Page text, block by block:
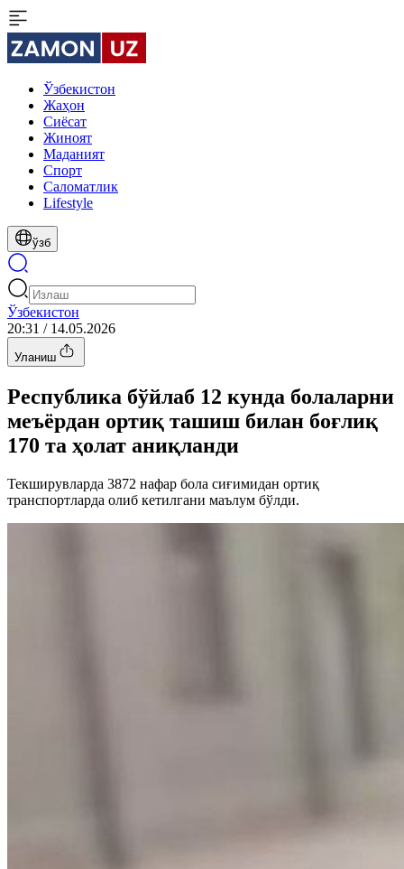
Ўзбекистон
Жаҳон
Сиёсат
Жиноят
Маданият
Спорт
Cаломатлик
Lifestyle
ўзб
Ўзбекистон
20:31 / 14.05.2026
Уланиш
Республика бўйлаб 12 кунда болаларни
меъёрдан ортиқ ташиш билан боғлиқ
170 та ҳолат аниқланди
Текширувларда 3872 нафар бола сиғимидан ортиқ
транспортларда олиб кетилгани маълум бўлди.